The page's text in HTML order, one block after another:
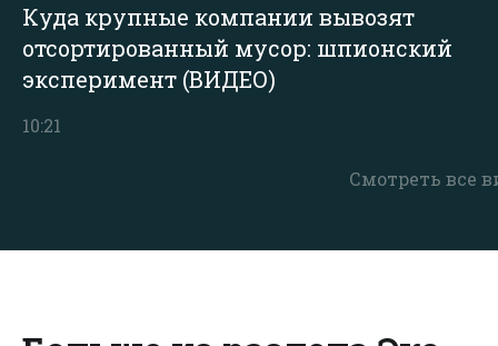
Смотреть все
Куда крупные компании вывозят
отсортированный мусор: шпионский
эксперимент (ВИДЕО)
10:21